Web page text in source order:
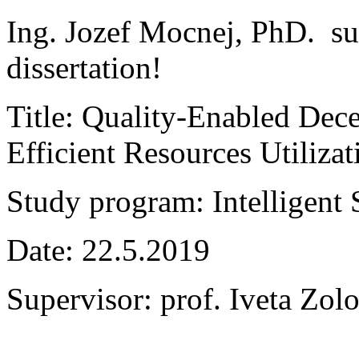
Ing. Jozef Mocnej, PhD.
dissertation!
Title: Quality-Enabled
Efficient Resources
Study program: Intelligent
Date: 22.5.2019
Supervisor: prof. Iveta